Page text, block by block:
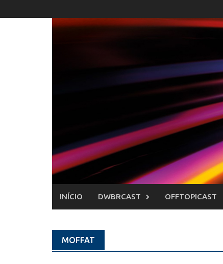
to
INÍCIO DWBRCAST OFFTOPICAST
MOFFAT